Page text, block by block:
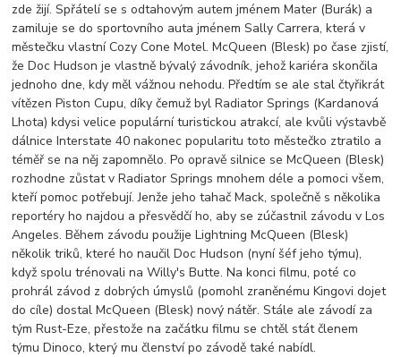
zde žijí. Spřátelí se s odtahovým autem jménem Mater (Burák) a
zamiluje se do sportovního auta jménem Sally Carrera, která v
městečku vlastní Cozy Cone Motel. McQueen (Blesk) po čase zjistí,
že Doc Hudson je vlastně bývalý závodník, jehož kariéra skončila
jednoho dne, kdy měl vážnou nehodu. Předtím se ale stal čtyřikrát
vítězen Piston Cupu, díky čemuž byl Radiator Springs (Kardanová
Lhota) kdysi velice populární turistickou atrakcí, ale kvůli výstavbě
dálnice Interstate 40 nakonec popularitu toto městečko ztratilo a
téměř se na něj zapomnělo. Po opravě silnice se McQueen (Blesk)
rozhodne zůstat v Radiator Springs mnohem déle a pomoci všem,
kteří pomoc potřebují. Jenže jeho tahač Mack, společně s několika
reportéry ho najdou a přesvědčí ho, aby se zúčastnil závodu v Los
Angeles. Během závodu použije Lightning McQueen (Blesk)
několik triků, které ho naučil Doc Hudson (nyní šéf jeho týmu),
když spolu trénovali na Willy's Butte. Na konci filmu, poté co
prohrál závod z dobrých úmyslů (pomohl zraněnému Kingovi dojet
do cíle) dostal McQueen (Blesk) nový nátěr. Stále ale závodí za
tým Rust-Eze, přestože na začátku filmu se chtěl stát členem
týmu Dinoco, který mu členství po závodě také nabídl.